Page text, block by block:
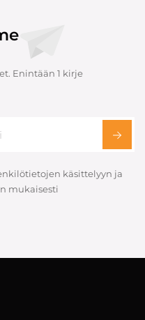
Enintään 1 kirje
käsittelyyn ja
mukaisesti